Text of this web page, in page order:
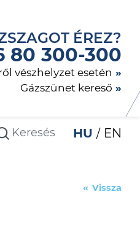
ÉREZ?
80 300-300
vészhelyzet esetén
Gázszünet kereső
HU EN
Vissza